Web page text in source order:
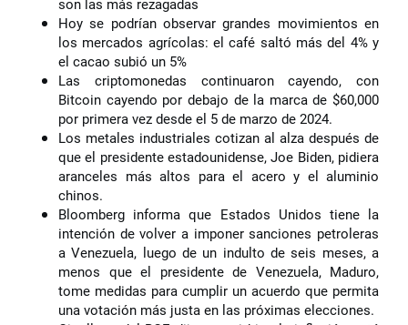
son las más rezagadas
Hoy se podrían observar grandes movimientos en
los mercados agrícolas: el café saltó más del 4% y
el cacao subió un 5%
Las criptomonedas continuaron cayendo, con
Bitcoin cayendo por debajo de la marca de $60,000
por primera vez desde el 5 de marzo de 2024.
Los metales industriales cotizan al alza después de
que el presidente estadounidense, Joe Biden, pidiera
aranceles más altos para el acero y el aluminio
chinos.
Bloomberg informa que Estados Unidos tiene la
intención de volver a imponer sanciones petroleras
a Venezuela, luego de un indulto de seis meses, a
menos que el presidente de Venezuela, Maduro,
tome medidas para cumplir un acuerdo que permita
una votación más justa en las próximas elecciones.